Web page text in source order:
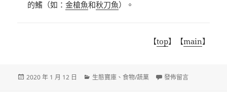
的鰭（如：金槍魚和秋刀魚）。
【top】【main】
發
2020 年 1 月 12 日
分
生態寶庫 、食物/蔬菓 在〈魚類〉
發佈留言